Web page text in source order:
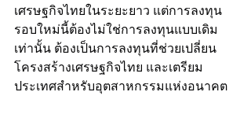
เศรษฐกิจไทยในระยะยาว แต่การลงทุน
รอบใหม่นี้ต้องไม่ใช่การลงทุนแบบเดิม
เท่านั้น ต้องเป็นการลงทุนที่ช่วยเปลี่ยน
โครงสร้างเศรษฐกิจไทย และเตรียม
ประเทศสำหรับอุตสาหกรรมแห่งอนาคต